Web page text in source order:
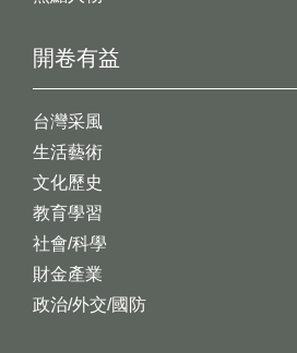
開卷有益
台灣采風
生活藝術
文化歷史
教育學習
社會/科學
財金產業
政治/外交/國防